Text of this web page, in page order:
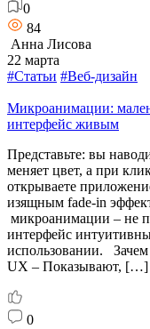
0
84
Анна Лисова
22 марта
#Статьи #Веб-дизайн
Микроанимации:
интерфейс живым
Представьте: вы
меняет цвет, а при
открываете
изящным fade-in
микроанимации – не
интерфейс
использовании.
UX – Показывают, […]
0